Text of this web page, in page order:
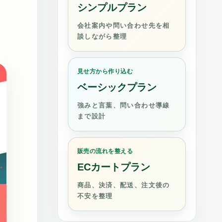
シンプルプラン
会社案内や問い合わせ先を相
談しながら整理
見せ方から作り込む
ベーシックプラン
強みと言葉、問い合わせ導線
まで設計
販売の流れを整える
ECカートプラン
商品、決済、配送、注文後の
不安を整理